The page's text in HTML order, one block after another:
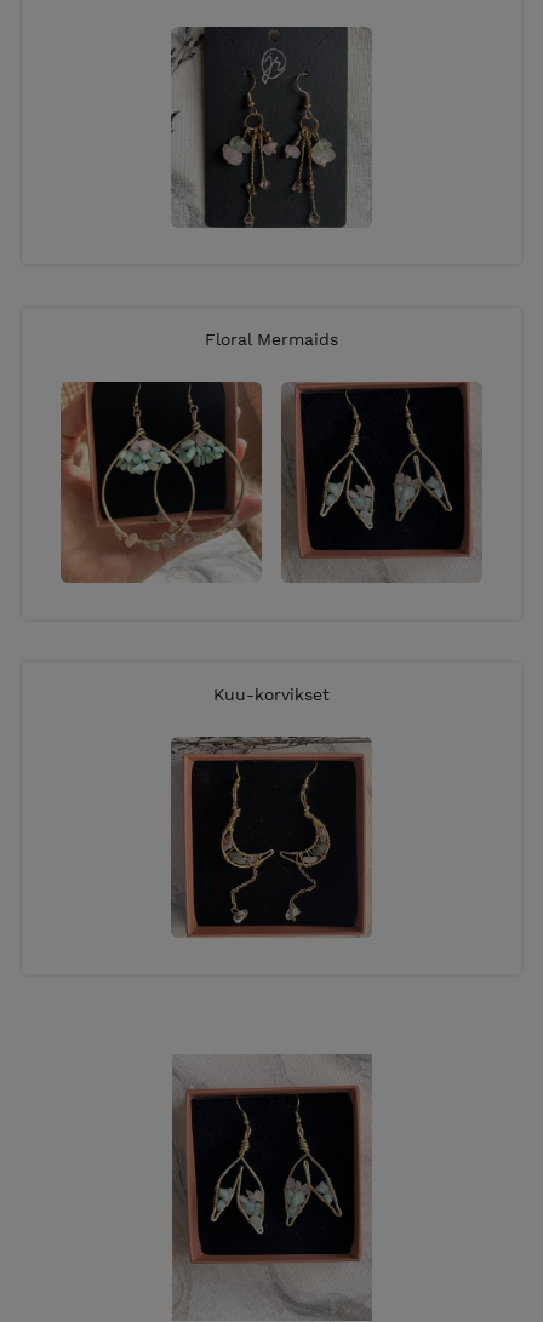
Floral Mermaids
Kuu-korvikset